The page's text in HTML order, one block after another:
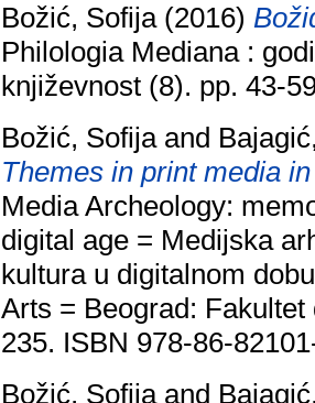
Božić, Sofija(2016)
Philologia Mediana :
književnost (8). pp. 43-
Božić, Sofijaand
Themes in print media
Media Archeology:
digital age = Medijska
kultura u digitalnom
Arts = Beograd:
235. ISBN 978-86-
Božić, Sofijaand